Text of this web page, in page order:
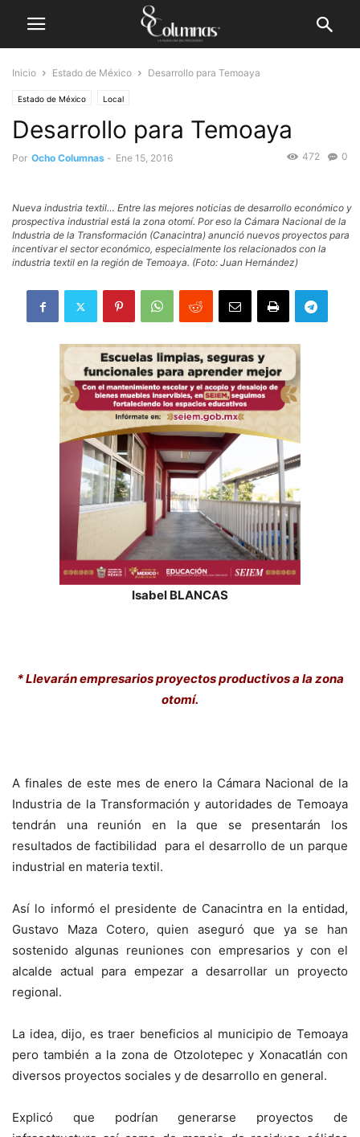
Inicio Estado de México Desarrollo para Temoaya
Estado de México Local
Desarrollo para Temoaya
Por Ocho Columnas - Ene 15, 2016 0
472
Nueva industria textil… Entre las mejores noticias de desarrollo económico y
prospectiva industrial está la zona otomí. Por eso la Cámara Nacional de la
Industria de la Transformación (Canacintra) anunció nuevos proyectos para
incentivar el sector económico, especialmente los relacionados con la
industria textil en la región de Temoaya. (Foto: Juan Hernández)
Isabel BLANCAS
* Llevarán empresarios proyectos productivos a la zona
otomí.
A finales de este mes de enero la Cámara Nacional de la
Industria de la Transformación y autoridades de Temoaya
tendrán una reunión en la que se presentarán los
resultados de factibilidad para el desarrollo de un parque
industrial en materia textil.
Así lo informó el presidente de Canacintra en la entidad,
Gustavo Maza Cotero, quien aseguró que ya se han
sostenido algunas reuniones con empresarios y con el
alcalde actual para empezar a desarrollar un proyecto
regional.
La idea, dijo, es traer beneficios al municipio de Temoaya
pero también a la zona de Otzolotepec y Xonacatlán con
diversos proyectos sociales y de desarrollo en general.
Explicó que podrían generarse proyectos de